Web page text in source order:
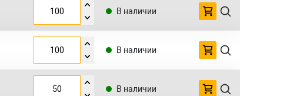
В наличии
В наличии
В наличии